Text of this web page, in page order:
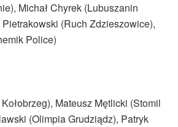
Michał Chyrek (Lubuszanin
(Ruch Zdzieszowice),
Police)
Mateusz Mętlicki (Stomil
(Olimpia Grudziądz), Patryk